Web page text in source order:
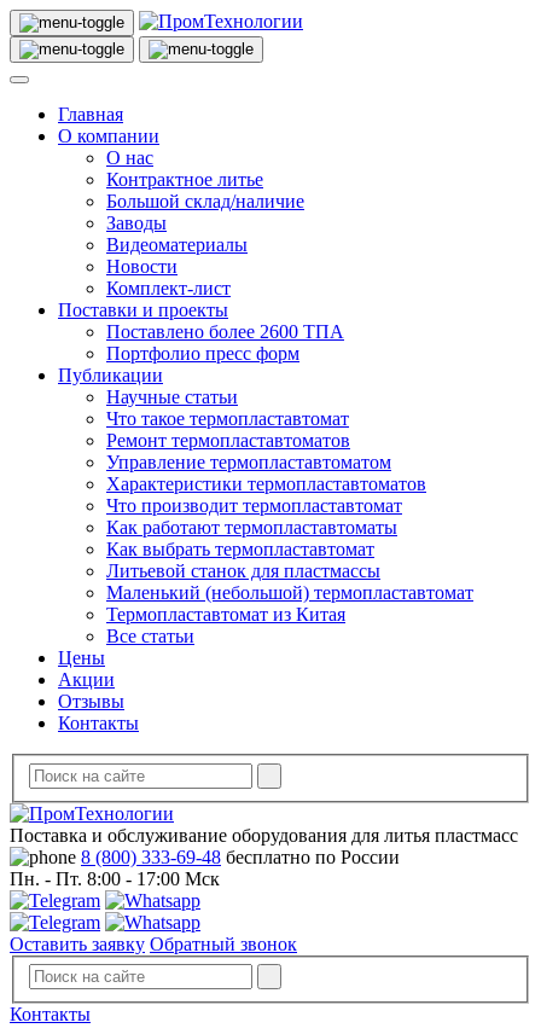
Главная
О компании
О нас
Контрактное литье
Большой склад/наличие
Заводы
Видеоматериалы
Новости
Комплект-лист
Поставки и проекты
Поставлено более 2600 ТПА
Портфолио пресс форм
Публикации
Научные статьи
Что такое термопластавтомат
Ремонт термопластавтоматов
Управление термопластавтоматом
Характеристики термопластавтоматов
Что производит термопластавтомат
Как работают термопластавтоматы
Как выбрать термопластавтомат
Литьевой станок для пластмассы
Маленький (небольшой) термопластавтомат
Термопластавтомат из Китая
Все статьи
Цены
Акции
Отзывы
Контакты
Поставка и обслуживание оборудования для литья пластмасс
8 (800) 333-69-48 бесплатно по России
Пн. - Пт. 8:00 - 17:00 Мск
Оставить заявку Обратный звонок
Контакты